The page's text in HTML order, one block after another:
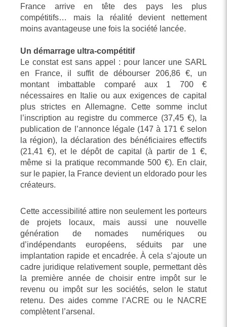
France arrive en tête des pays les plus
compétitifs… mais la réalité devient nettement
moins avantageuse une fois la société lancée.
Un démarrage ultra-compétitif
Le constat est sans appel : pour lancer une SARL
en France, il suffit de débourser 206,86 €, un
montant imbattable comparé aux 1 700 €
nécessaires en Italie ou aux exigences de capital
plus strictes en Allemagne. Cette somme inclut
l’inscription au registre du commerce (37,45 €), la
publication de l’annonce légale (147 à 171 € selon
la région), la déclaration des bénéficiaires effectifs
(21,41 €), et le dépôt de capital (à partir de 1 €,
même si la pratique recommande 500 €). En clair,
sur le papier, la France devient un eldorado pour les
créateurs.
Cette accessibilité attire non seulement les porteurs
de projets locaux, mais aussi une nouvelle
génération de nomades numériques ou
d’indépendants européens, séduits par une
implantation rapide et encadrée. À cela s’ajoute un
cadre juridique relativement souple, permettant dès
la première année de choisir entre impôt sur le
revenu ou impôt sur les sociétés, selon le statut
retenu. Des aides comme l’ACRE ou le NACRE
complètent l’arsenal.